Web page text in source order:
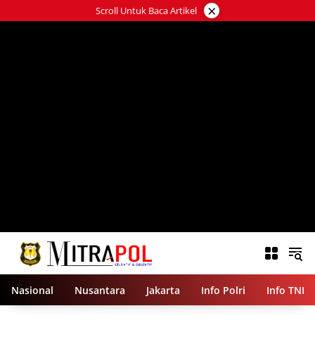
ke
Scroll Untuk Baca Artikel ×
Nasional Nusantara Jakarta Info Polri Info TNI